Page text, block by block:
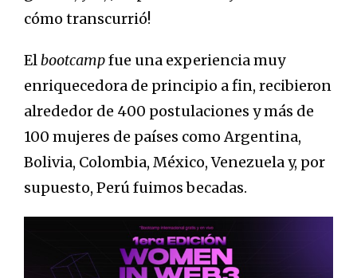
cómo transcurrió!
Elbootcampfue una experiencia muy
enriquecedora de principio a fin, recibieron
alrededor de 400 postulaciones y más de
100 mujeres de países como Argentina,
Bolivia, Colombia, México, Venezuela y, por
supuesto, Perú fuimos becadas.